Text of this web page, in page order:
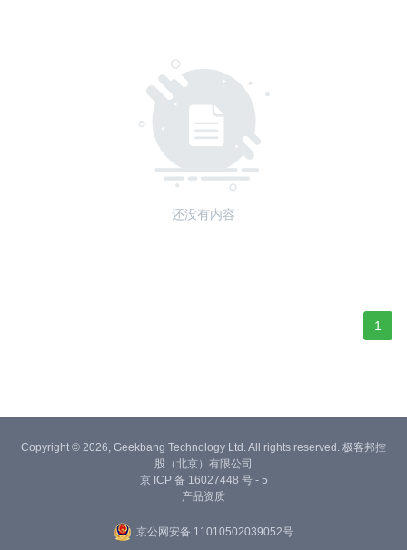
还没有内容
1
Copyright © 2026, Geekbang Technology Ltd. All rights reserved. 极客邦控
股（北京）有限公司
京 ICP 备 16027448 号 - 5
产品资质
京公网安备 11010502039052号